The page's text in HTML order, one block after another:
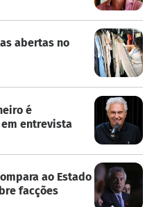
abertas no
é
em entrevista
ao Estado
facções